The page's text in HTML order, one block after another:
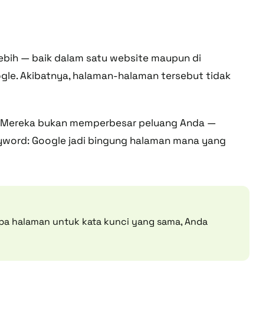
— baik dalam satu website maupun di
Akibatnya, halaman-halaman tersebut tidak
bukan memperbesar peluang Anda —
Google jadi bingung halaman mana yang
halaman untuk kata kunci yang sama, Anda